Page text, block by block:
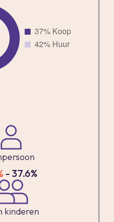
komt u in
garderobekast
en een modern,
met zwevend
fijne, rustige plek. De
zich eveneens aan
uit over de
kamer is bovendien
wat
bergruimte.
- 37.6%
kinderen